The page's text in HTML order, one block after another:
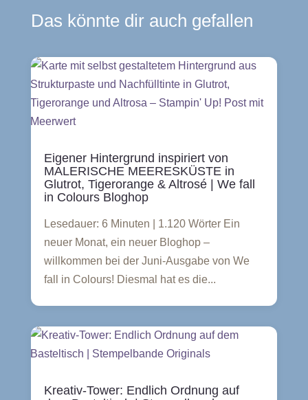
Das könnte dir auch gefallen
Eigener Hintergrund inspiriert von
MALERISCHE MEERESKÜSTE in
Glutrot, Tigerorange & Altrosé | We fall
in Colours Bloghop
Lesedauer: 6 Minuten | 1.120 Wörter Ein
neuer Monat, ein neuer Bloghop –
willkommen bei der Juni-Ausgabe von We
fall in Colours! Diesmal hat es die...
Kreativ-Tower: Endlich Ordnung auf